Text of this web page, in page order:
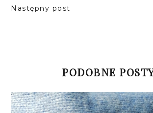
Następny post
PODOBNE